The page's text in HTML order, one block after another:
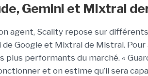
Gemini et Mixtral
agent, Scality repose sur
de Google et Mixtral de Mistral.
plus performants du marché. «
et on estime qu’il sera